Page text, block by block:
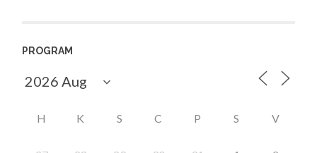
PROGRAM
H K S C P S V